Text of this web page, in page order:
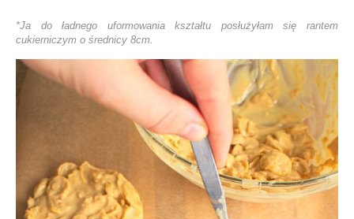
*Ja do ładnego uformowania kształtu posłużyłam się rantem
cukierniczym o średnicy 8cm.